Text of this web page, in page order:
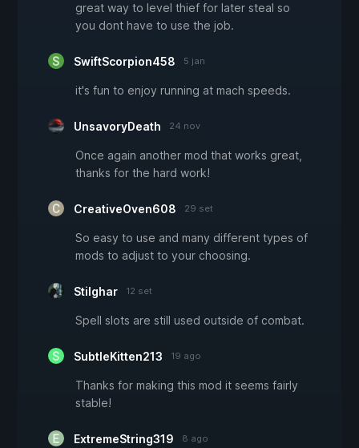
great way to level thief for later steal so
you dont have to use the job.
SwiftScorpion458 5 jan
it's fun to enjoy running at mach speeds.
UnsavoryDeath 24 nov
Once again another mod that works great,
thanks for the hard work!
CreativeOven608 29 set
So easy to use and many different types of
mods to adjust to your choosing.
Stilghar 12 set
Spell slots are still used outside of combat.
SubtleKitten213 19 ago
Thanks for making this mod it seems fairly
stable!
ExtremeString319 8 ago